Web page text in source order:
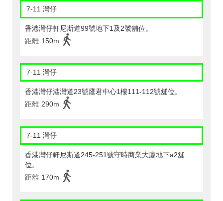
7-11 灣仔
香港灣仔軒尼斯道99號地下1及2號舖位。
距離 150m
7-11 灣仔
香港灣仔港灣道23號鷹君中心1樓111-112號舖位。
距離 290m
7-11 灣仔
香港灣仔軒尼斯道245-251號守時商業大廈地下a2舖
位。
距離 170m